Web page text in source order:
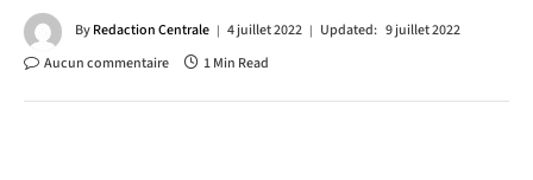
ByRedaction Centrale 4 juillet 2022 Updated: 9 juillet 2022
Aucun commentaire
1 Min Read